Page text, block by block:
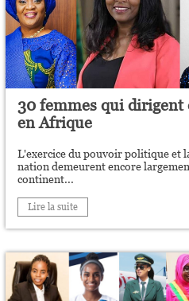
30 femmes qui dirigent
en Afrique
L'exercice du pouvoir politique et
nation demeurent encore
continent...
Lire la suite